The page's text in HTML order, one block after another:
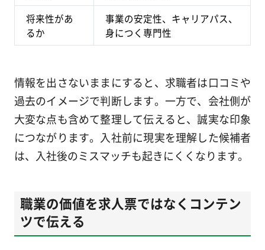
将来性があ
るか
事業の安定性、キャリアパス、
身につく専門性
情報を出さないままにすると、求職者は口コミや
過去のイメージで判断します。一方で、会社側が
大変な点も含めて整理して伝えると、誠実な印象
につながります。入社前に現実を理解した候補者
は、入社後のミスマッチも起きにくくなります。
職業の価値を求人票ではなくコンテン
ツで伝える